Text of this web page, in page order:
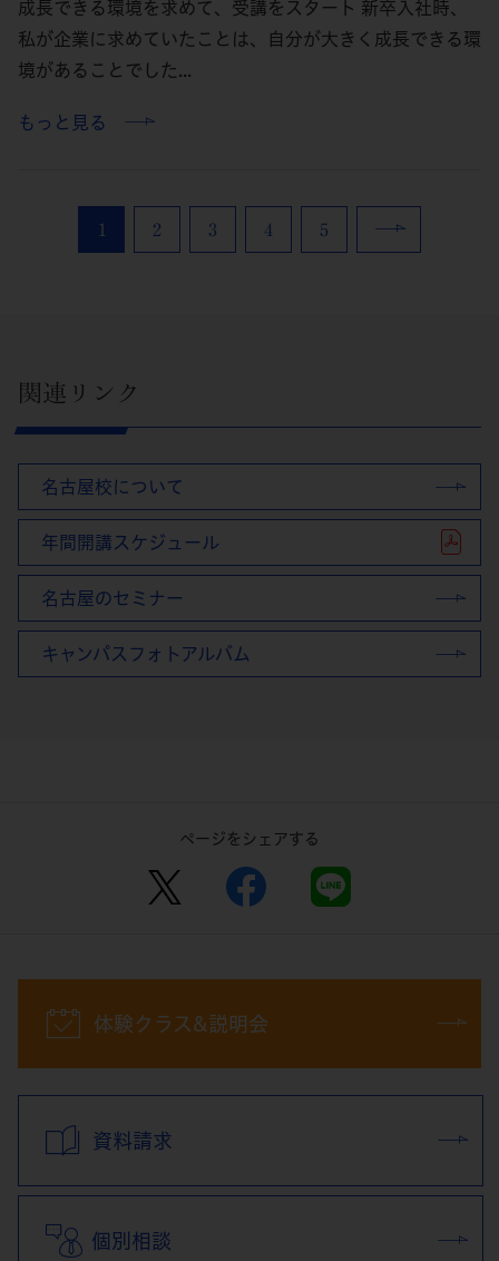
成長できる環境を求めて、受講をスタート 新卒入社時、
私が企業に求めていたことは、自分が大きく成長できる環
境があることでした...
もっと見る
1 2 3 4 5
関連リンク
名古屋校について
年間開講スケジュール
名古屋のセミナー
キャンパスフォトアルバム
ページをシェアする
体験クラス&説明会
資料請求
個別相談